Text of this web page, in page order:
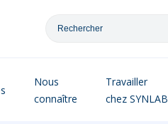
Nous
connaître
Travailler
chez SYNLAB